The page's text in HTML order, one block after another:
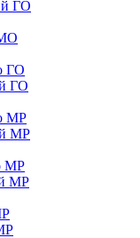
ГО
ГО
ГО
МР
МР
МР
МР